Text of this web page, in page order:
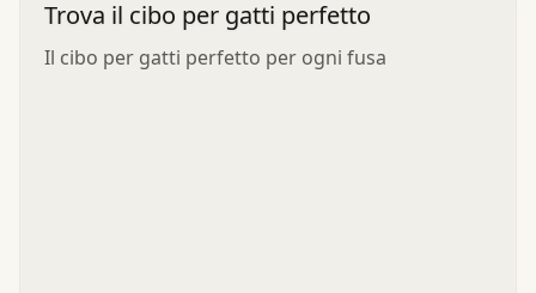
Trova il cibo per gatti perfetto
Il cibo per gatti perfetto per ogni fusa